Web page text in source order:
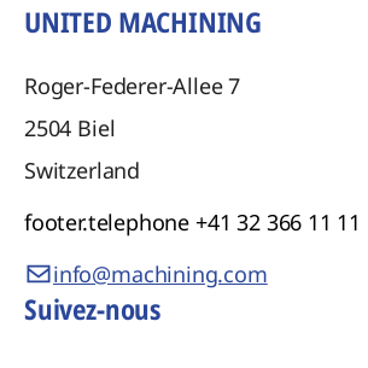
UNITED MACHINING
Roger-Federer-Allee 7
2504 Biel
Switzerland
footer.telephone +41 32 366 11 11
info@machining.com
Suivez-nous